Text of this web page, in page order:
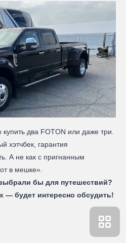
два FOTON или даже три.
хэтчбек, гарантия
А не как с пригнанным
в мешке».
бы для путешествий?
— будет интересно обсудить!